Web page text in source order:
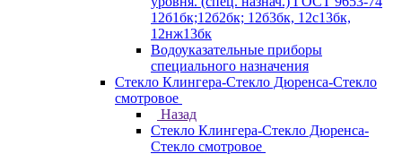
12б1бк;12б2бк; 12б3бк, 12с13бк,
12нж13бк
Водоуказательные приборы
специального назначения
Стекло Клингера-Стекло Дюренса-Стекло
смотровое
Назад
Стекло Клингера-Стекло Дюренса-
Стекло смотровое